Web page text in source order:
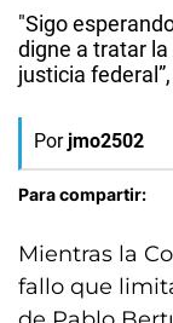
"Sigo
digne a tratar
justicia
Por jmo2502
Para compartir:
Mientras la
fallo que